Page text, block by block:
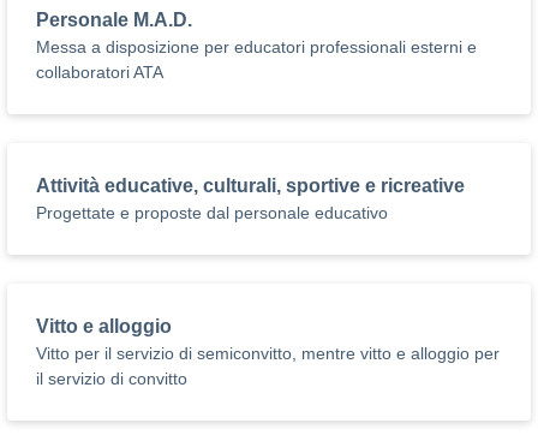
Personale M.A.D.
Messa a disposizione per educatori professionali esterni e
collaboratori ATA
Attività educative, culturali, sportive e ricreative
Progettate e proposte dal personale educativo
Vitto e alloggio
Vitto per il servizio di semiconvitto, mentre vitto e alloggio per
il servizio di convitto